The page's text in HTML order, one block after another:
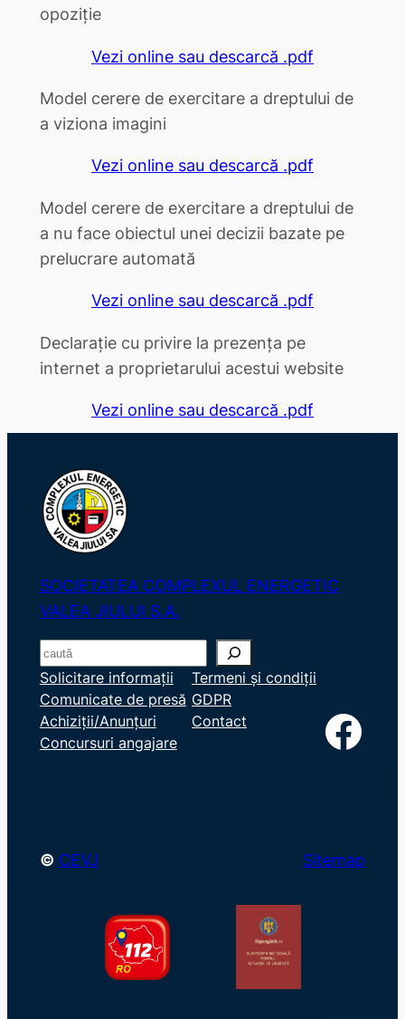
opoziție
Vezi online sau descarcă .pdf
Model cerere de exercitare a dreptului de
a viziona imagini
Vezi online sau descarcă .pdf
Model cerere de exercitare a dreptului de
a nu face obiectul unei decizii bazate pe
prelucrare automată
Vezi online sau descarcă .pdf
Declarație cu privire la prezența pe
internet a proprietarului acestui website
Vezi online sau descarcă .pdf
SOCIETATEA COMPLEXUL ENERGETIC
VALEA JIULUI S.A.
S
e
a
r
c
Solicitare informații
Comunicate de presă
Achiziții/Anunțuri
Concursuri angajare
Termeni și condiții
GDPR
Contact
Facebook
© CEVJ Sitemap